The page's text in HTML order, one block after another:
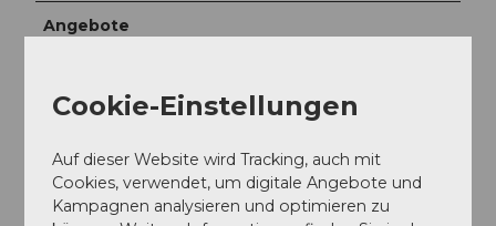
Angebote
À la Carte
Cookie-Einstellungen
Auf dieser Website wird Tracking, auch mit
Cookies, verwendet, um digitale Angebote und
Kampagnen analysieren und optimieren zu